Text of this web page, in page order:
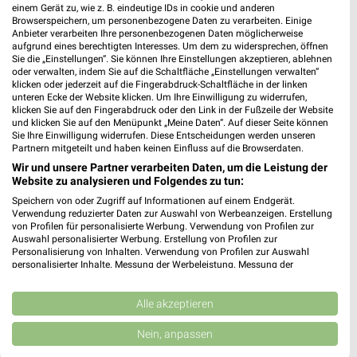
Lidl Prospekt für Waldshut-Tiengen ab
Mo. den 10.08.
Gültig von 10. Aug. bis 15. Aug.
📅 Kalendereintrag erstellen
PROSPEKT BLÄTTERN
EISCREME CLEVER SPAREN MODETRENDS
einem Gerät zu, wie z. B. eindeutige IDs in cookie und anderen
Browserspeichern, um personenbezogene Daten zu verarbeiten. Einige
Anbieter verarbeiten Ihre personenbezogenen Daten möglicherweise
aufgrund eines berechtigten Interesses. Um dem zu widersprechen, öffnen
Sie die „Einstellungen“. Sie können Ihre Einstellungen akzeptieren, ablehnen
oder verwalten, indem Sie auf die Schaltfläche „Einstellungen verwalten“
klicken oder jederzeit auf die Fingerabdruck-Schaltfläche in der linken
unteren Ecke der Website klicken. Um Ihre Einwilligung zu widerrufen,
klicken Sie auf den Fingerabdruck oder den Link in der Fußzeile der Website
und klicken Sie auf den Menüpunkt „Meine Daten“. Auf dieser Seite können
Sie Ihre Einwilligung widerrufen. Diese Entscheidungen werden unseren
Partnern mitgeteilt und haben keinen Einfluss auf die Browserdaten.
Wir und unsere Partner verarbeiten Daten, um die Leistung der
Website zu analysieren und Folgendes zu tun:
Speichern von oder Zugriff auf Informationen auf einem Endgerät.
Verwendung reduzierter Daten zur Auswahl von Werbeanzeigen. Erstellung
von Profilen für personalisierte Werbung. Verwendung von Profilen zur
Auswahl personalisierter Werbung. Erstellung von Profilen zur
Personalisierung von Inhalten. Verwendung von Profilen zur Auswahl
personalisierter Inhalte. Messung der Werbeleistung. Messung der
Kombinationen von Daten aus verschiedenen Quellen. Entwicklung und
Verbesserung der Angebote. Verwendung reduzierter Daten zur Auswahl
von Inhalten.
Daten können außerhalb der Europäischen Union weitergegeben und in die
USA gesendet werden.
Alle akzeptieren
Nein, anpassen